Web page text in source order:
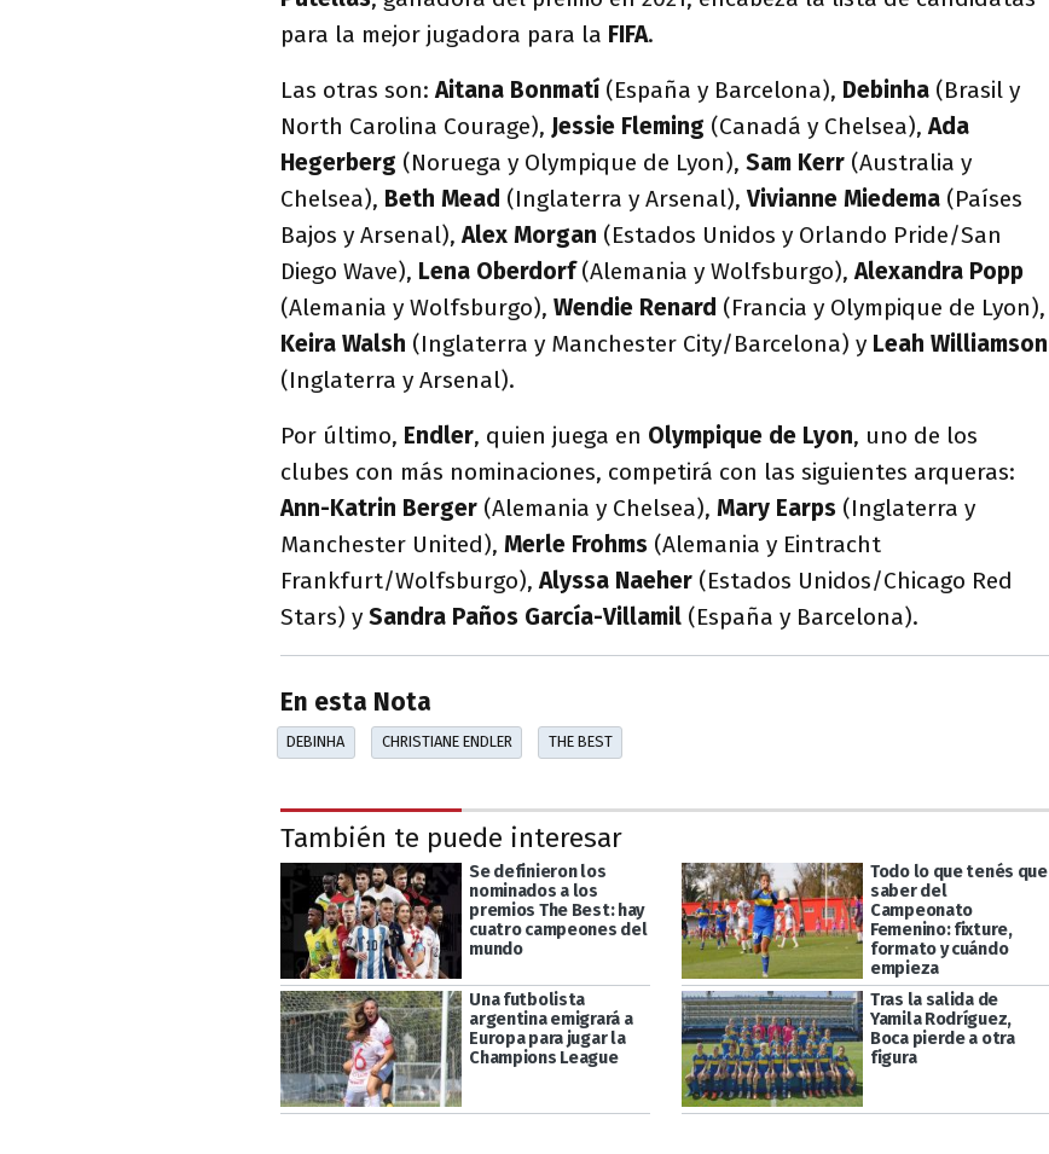
para la mejor jugadora para la FIFA.
Las otras son:Aitana Bonmatí (España y Barcelona), Debinha (Brasil y
North Carolina Courage), Jessie Fleming (Canadá y Chelsea),Ada
Hegerberg (Noruega y Olympique de Lyon), Sam Kerr (Australia y
Chelsea), Beth Mead (Inglaterra y Arsenal),Vivianne Miedema (Países
Bajos y Arsenal),Alex Morgan (Estados Unidos y Orlando Pride/San
Diego Wave), Lena Oberdorf(Alemania y Wolfsburgo),Alexandra Popp
(Alemania y Wolfsburgo), Wendie Renard (Francia y Olympique de Lyon),
Keira Walsh (Inglaterra y Manchester City/Barcelona) y Leah Williamson
(Inglaterra y Arsenal).
Por último, Endler, quien juega en Olympique de Lyon, uno de los
clubes con más nominaciones, competirá con las siguientes arqueras:
Ann-Katrin Berger (Alemania y Chelsea), Mary Earps (Inglaterra y
Manchester United), Merle Frohms (Alemania y Eintracht
Frankfurt/Wolfsburgo),Alyssa Naeher (Estados Unidos/Chicago Red
Stars) y Sandra Paños García-Villamil (España y Barcelona).
En esta Nota
DEBINHA CHRISTIANE ENDLER THE BEST
También te puede interesar
Se definieron los
nominados a los
premios The Best: hay
cuatro campeones del
mundo
Todo lo que tenés que
saber del
Campeonato
Femenino: fixture,
formato y cuándo
empieza
Una futbolista
argentina emigrará a
Europa para jugar la
Champions League
Tras la salida de
Yamila Rodríguez,
Boca pierde a otra
figura